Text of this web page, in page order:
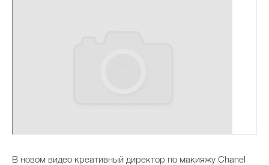
В новом видео креативный директор по макияжу Chanel